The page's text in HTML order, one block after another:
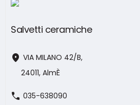
Salvetti ceramiche
location_on VIA MILANO 42/B,
24011, AlmÈ
call 035-638090